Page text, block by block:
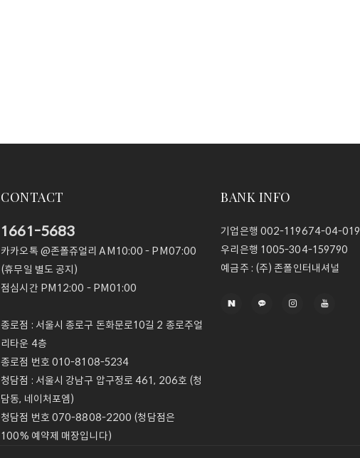
CONTACT
1661-5683
카카오톡 @존폴쥬얼리 AM10:00 - PM07:00
(휴무일 별도 공지)
점심시간 PM12:00 - PM01:00
종로점 : 서울시 종로구 돈화문로10길 2 종로주얼
리타운 4층
종로점 번호 010-8108-5234
청담점 : 서울시 강남구 압구정로 461, 206호 (청
담동, 네이처포엠)
청담점 번호 070-8808-2200 (청담점은
100% 예약제 매장입니다)
BANK INFO
기업은행 002-119674-04-019
우리은행 1005-304-159790
예금주 : (주) 존폴인터내셔널